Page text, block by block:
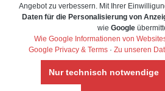
Angebot zu verbessern. Mit Ihrer
Daten für die Personalisierung von
wie Google
Wie Google Informationen von
Google Privacy & Terms · Zu unseren
Nur technisch notwendige